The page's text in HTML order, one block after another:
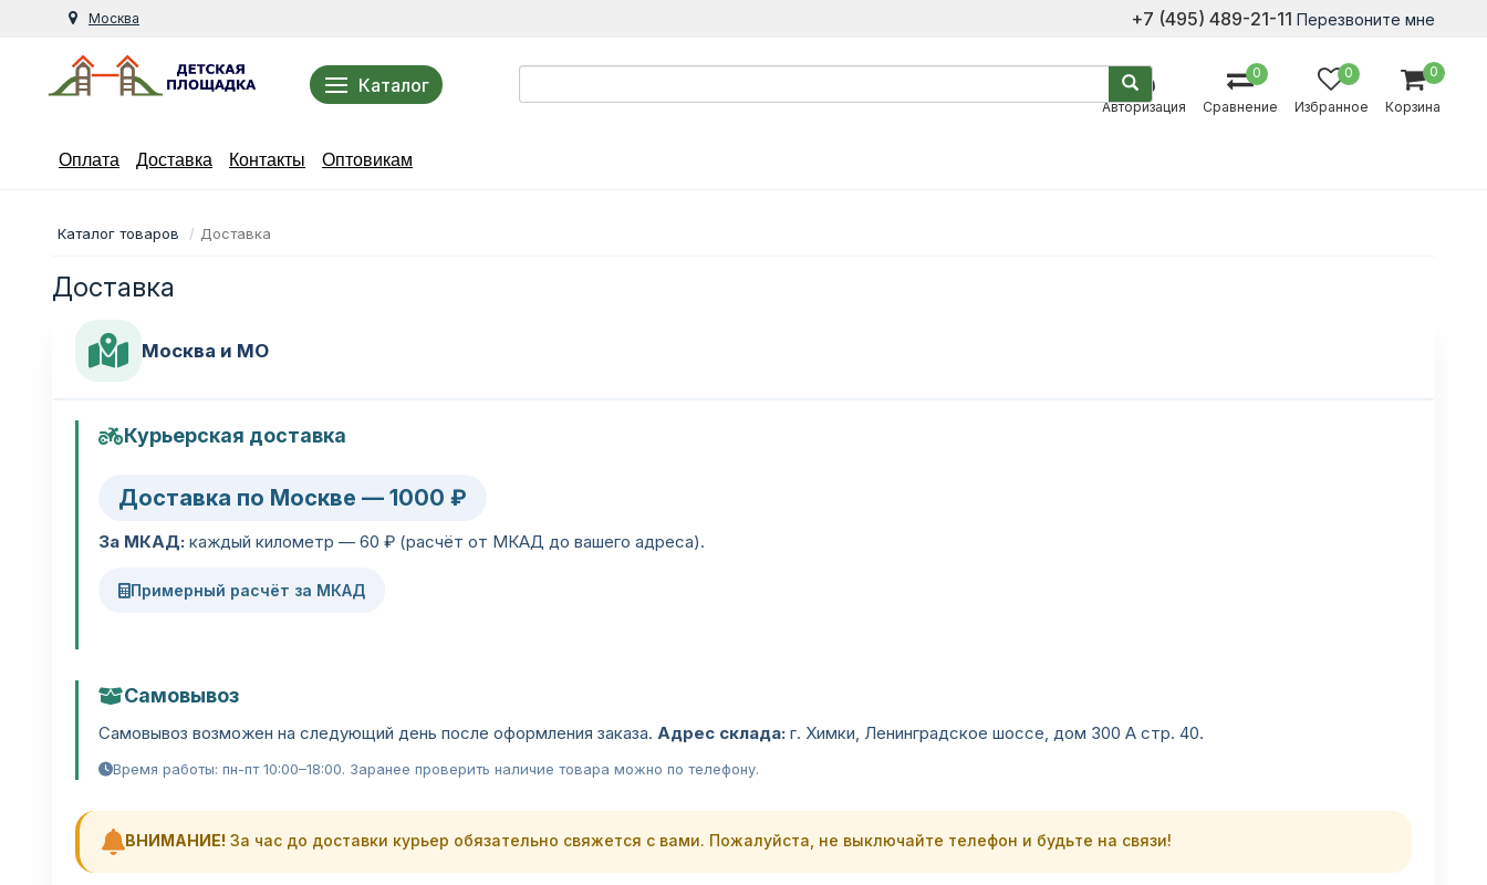
Москва +7 (495) 489-21-11 Перезвоните мне
Каталог
Авторизация
0
Сравнение
0
Избранное
0
Корзина
Оплата Доставка Контакты Оптовикам
Каталог товаров Доставка
Доставка
Москва и МО
Курьерская доставка
Доставка по Москве — 1000 ₽
За МКАД: каждый километр — 60 ₽ (расчёт от МКАД до вашего адреса).
Примерный расчёт за МКАД
Самовывоз
Самовывоз возможен на следующий день после оформления заказа. Адрес склада: г. Химки, Ленинградское шоссе, дом 300 А стр. 40.
Время работы: пн-пт 10:00–18:00. Заранее проверить наличие товара можно по телефону.
ВНИМАНИЕ! За час до доставки курьер обязательно свяжется с вами. Пожалуйста, не выключайте телефон и будьте на связи!